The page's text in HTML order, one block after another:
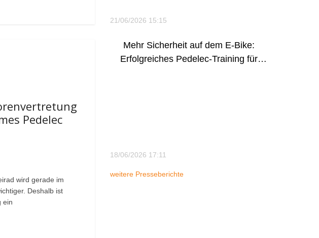
Pedelec
wird gerade im
Deshalb ist
ein
21/06/2026 15:15
Mehr Sicherheit auf dem E-Bike:
Erfolgreiches Pedelec-Training für
18/06/2026 17:11
weitere Presseberichte